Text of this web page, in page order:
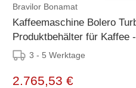
Bravilor Bonamat
Kaffeemaschine Bolero
3 - 5 Werktage
2.765,53 €